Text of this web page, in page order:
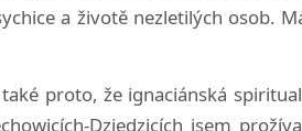
a životě nezletilých osob.
proto, že ignaciánská
Dziedzicích jsem